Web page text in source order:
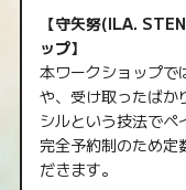
【守矢努(ILA.
ップ】
本ワークショップで
や、受け取ったばか
シルという技法でペ
完全予約制のため定
だきます。